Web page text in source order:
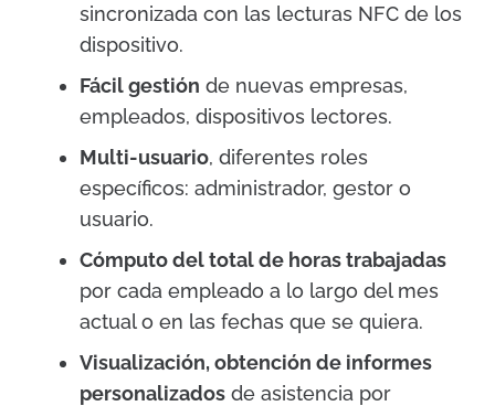
sincronizada con las lecturas NFC de los
dispositivo.
Fácil gestión de nuevas empresas,
empleados, dispositivos lectores.
Multi-usuario, diferentes roles
específicos: administrador, gestor o
usuario.
Cómputo del total de horas trabajadas
por cada empleado a lo largo del mes
actual o en las fechas que se quiera.
Visualización, obtención de informes
personalizados de asistencia por